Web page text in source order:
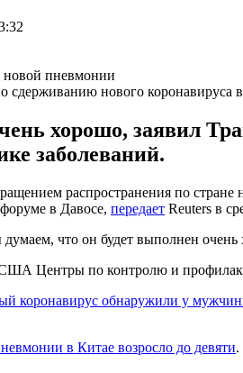
нового коронавируса в
хорошо, заявил
заболеваний.
распространения по
в Давосе, передает Reuters в
что он будет выполнен
Центры по контролю и
коронавирус обнаружили у
в Китае возросло до девяти.